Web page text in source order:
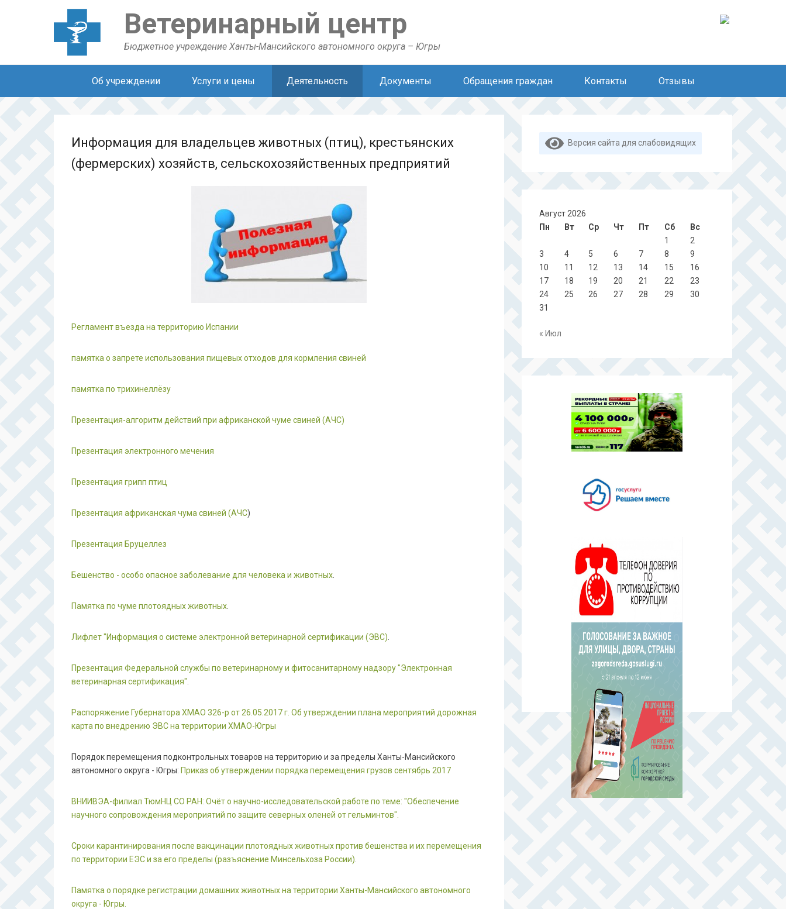
Ветеринарный центр
Бюджетное учреждение Ханты-Мансийского автономного округа – Югры
Об учреждении Услуги и цены Деятельность Документы Обращения граждан Контакты Отзывы
Информация для владельцев животных (птиц), крестьянских
(фермерских) хозяйств, сельскохозяйственных предприятий
Регламент въезда на территорию Испании
памятка о запрете использования пищевых отходов для кормления свиней
памятка по трихинеллёзу
Презентация-алгоритм действий при африканской чуме свиней (АЧС)
Презентация электронного мечения
Презентация грипп птиц
Презентация африканская чума свиней (АЧС)
Презентация Бруцеллез
Бешенство - особо опасное заболевание для человека и животных
Памятка по чуме плотоядных животных
Лифлет "Информация о системе электронной ветеринарной сертификации (ЭВС)
Презентация Федеральной службы по ветеринарному и фитосанитарному надзору "Электронная
ветеринарная сертификация"
Распоряжение Губернатора ХМАО 326-р от 26.05.2017 г. Об утверждении плана мероприятий дорожная
карта по внедрению ЭВС на территории ХМАО-Югры
Порядок перемещения подконтрольных товаров на территорию и за пределы Ханты-Мансийского
автономного округа - Югры: Приказ об утверждении порядка перемещения грузов сентябрь 2017
ВНИИВЭА-филиал ТюмНЦ СО РАН: Очёт о научно-исследовательской работе по теме: "Обеспечение
научного сопровождения мероприятий по защите северных оленей от гельминтов".
Сроки карантинирования после вакцинации плотоядных животных против бешенства и их перемещения
по территории ЕЭС и за его пределы (разъяснение Минсельхоза России)
Памятка о порядке регистрации домашних животных на территории Ханты-Мансийского автономного
округа - Югры.
Версия сайта для слабовидящих
Август 2026
Пн
Вт Ср Чт Пт Сб
Вс
1
2
3
4 5 6 7 8
9
10
11 12 13 14 15
16
17
18 19 20 21 22
23
24
25 26 27 28 29
30
31
« Июл